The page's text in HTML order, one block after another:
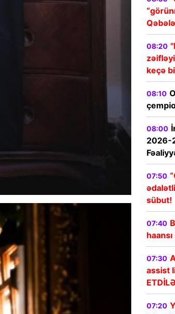
08:20
keçə
08:10
08:00
2026-
07:50
sübut!
07:40
07:30
assist
07:20